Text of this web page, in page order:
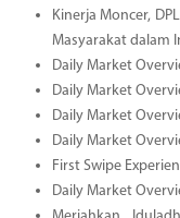
Kinerja Moncer,
Masyarakat dalam
Daily Market
Daily Market
Daily Market
Daily Market
First Swipe
Daily Market